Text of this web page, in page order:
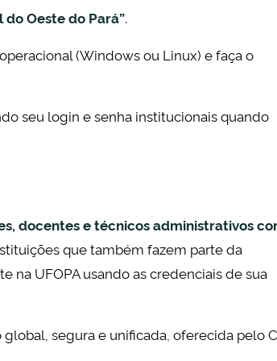
Oeste do Pará”.
(Windows ou Linux) e faça o
seu login e senha institucionais quando
docentes e técnicos administrativos
que também fazem parte da
UFOPA usando as credenciais de sua
segura e unificada, oferecida pelo